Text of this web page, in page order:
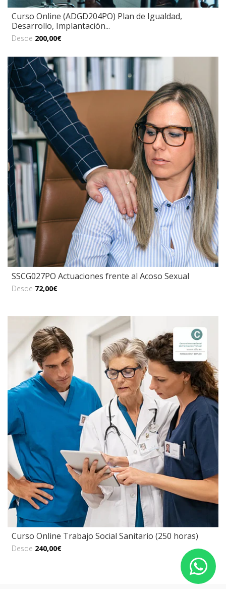
Curso Online (ADGD204PO) Plan de Igualdad,
Desarrollo, Implantación...
Desde 200,00€
SSCG027PO Actuaciones frente al Acoso Sexual
Desde 72,00€
Curso Online Trabajo Social Sanitario (250 horas)
Desde 240,00€